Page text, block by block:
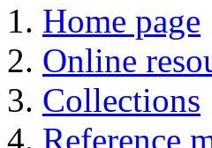
Home page
Online
Collections
Reference